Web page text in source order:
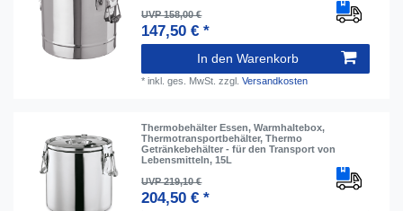
UVP 158,00 €
147,50 € *
In den Warenkorb
*inkl. ges. MwSt. zzgl.Versandkosten
Thermobehälter Essen, Warmhaltebox,
Thermotransportbehälter, Thermo
Getränkebehälter - für den Transport von
Lebensmitteln, 15L
UVP 219,10 €
204,50 € *